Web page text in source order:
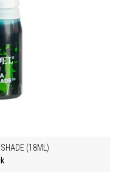
(18ML)